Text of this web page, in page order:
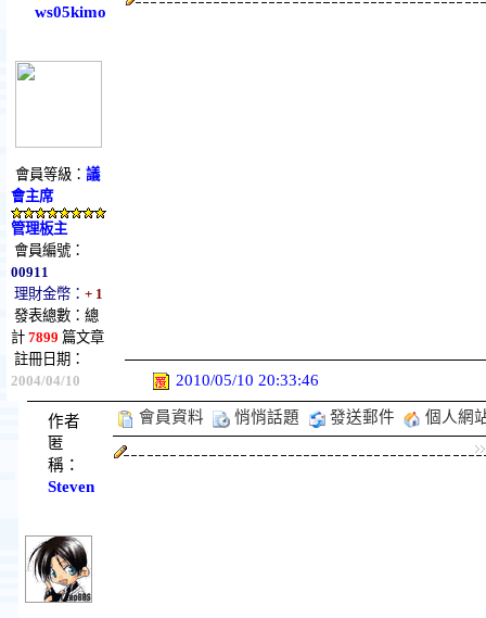
ws05kimo
會員等級： 議
會主席
管理板主
會員編號：
00911
理財金幣： + 1
發表總數：總
計 7899 篇文章
註冊日期：
2004/04/10
2010/05/10 20:33:46
作者
匿
稱：
Steven
會員資料 悄悄話題 發送郵件 個人網